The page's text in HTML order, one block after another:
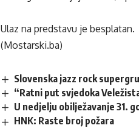
Ulaz na predstavu je besplatan.
(Mostarski.ba)
Slovenska jazz rock
“Ratni put svjedoka
U nedjelju obilježavanje 31.
HNK: Raste broj požara